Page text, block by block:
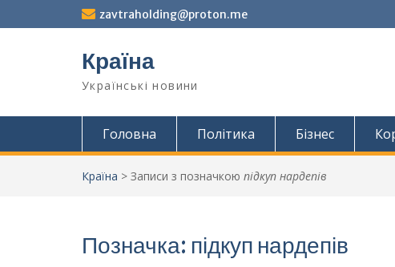
до
zavtraholding@proton.me
Країна
Українські новини
Головна Політика Бізнес
Країна > Записи з позначкою підкуп нардепів
Позначка: підкуп нардепів